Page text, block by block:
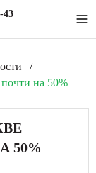
43
/
на 50%
50%